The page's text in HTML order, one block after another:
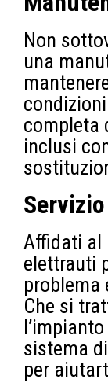
Non
una
completa
inclusi
Affidati al
elettrauti
problema
Che si
sistema
per